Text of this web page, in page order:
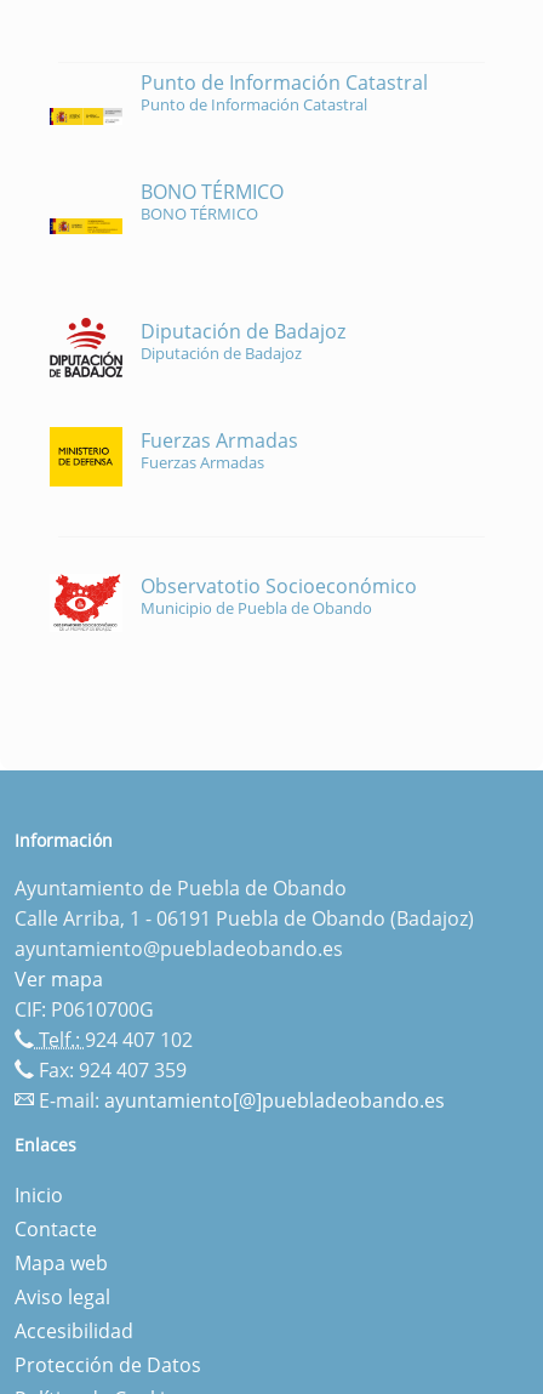
Punto de Información Catastral
Punto de Información Catastral
BONO TÉRMICO
BONO TÉRMICO
Diputación de Badajoz
Diputación de Badajoz
Fuerzas Armadas
Fuerzas Armadas
Observatotio Socioeconómico
Municipio de Puebla de Obando
Información
Ayuntamiento de Puebla de Obando
Calle Arriba, 1 - 06191 Puebla de Obando (Badajoz)
ayuntamiento@puebladeobando.es
Ver mapa
CIF: P0610700G
Telf.:924 407 102
Fax: 924 407 359
E-mail: ayuntamiento[@]puebladeobando.es
Enlaces
Inicio
Contacte
Mapa web
Aviso legal
Accesibilidad
Protección de Datos